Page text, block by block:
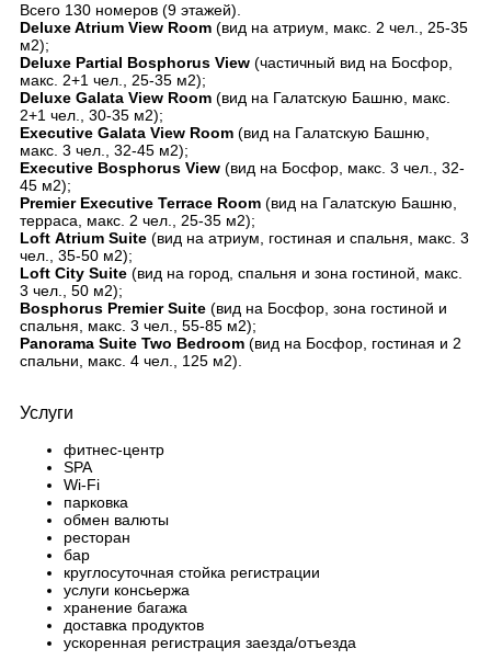
Всего 130 номеров (9 этажей).
Deluxe Atrium View Room (вид на атриум, макс. 2 чел., 25-35
м2);
Deluxe Partial Bosphorus View (частичный вид на Босфор,
макс. 2+1 чел., 25-35 м2);
Deluxe Galata View Room (вид на Галатскую Башню, макс.
2+1 чел., 30-35 м2);
Executive Galata View Room (вид на Галатскую Башню,
макс. 3 чел., 32-45 м2);
Executive Bosphorus View (вид на Босфор, макс. 3 чел., 32-
45 м2);
Premier Executive Terrace Room (вид на Галатскую Башню,
терраса, макс. 2 чел., 25-35 м2);
Loft Atrium Suite (вид на атриум, гостиная и спальня, макс. 3
чел., 35-50 м2);
Loft City Suite (вид на город, спальня и зона гостиной, макс.
3 чел., 50 м2);
Bosphorus Premier Suite (вид на Босфор, зона гостиной и
спальня, макс. 3 чел., 55-85 м2);
Panorama Suite Two Bedroom (вид на Босфор, гостиная и 2
спальни, макс. 4 чел., 125 м2).
Услуги
фитнес-центр
SPA
Wi-Fi
парковка
обмен валюты
ресторан
бар
круглосуточная стойка регистрации
услуги консьержа
хранение багажа
доставка продуктов
ускоренная регистрация заезда/отъезда